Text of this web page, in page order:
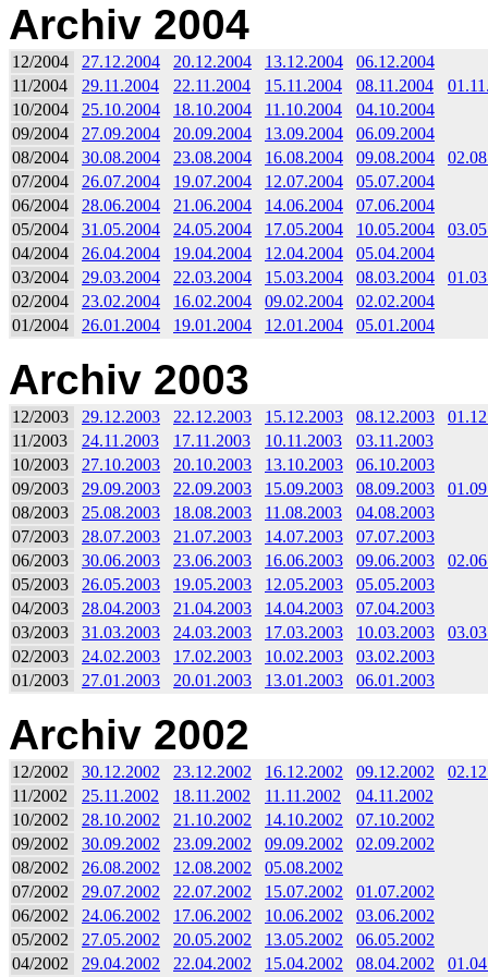
Archiv 2004
12/2004 27.12.2004 20.12.2004 13.12.2004
06.12.2004
11/2004
29.11.2004 22.11.2004 15.11.2004 08.11.2004
10/2004
25.10.2004 18.10.2004 11.10.2004
04.10.2004
09/2004
27.09.2004 20.09.2004 13.09.2004
06.09.2004
08/2004
30.08.2004 23.08.2004 16.08.2004 09.08.2004
07/2004
26.07.2004 19.07.2004 12.07.2004
05.07.2004
06/2004
28.06.2004 21.06.2004 14.06.2004
07.06.2004
05/2004
31.05.2004 24.05.2004 17.05.2004 10.05.2004
04/2004
26.04.2004 19.04.2004 12.04.2004
05.04.2004
03/2004
29.03.2004 22.03.2004 15.03.2004 08.03.2004
02/2004
23.02.2004 16.02.2004 09.02.2004
02.02.2004
01/2004
26.01.2004 19.01.2004 12.01.2004 05.01.2004
Archiv 2003
12/2003 29.12.2003 22.12.2003 15.12.2003 08.12.2003
11/2003
24.11.2003 17.11.2003 10.11.2003
03.11.2003
10/2003
27.10.2003 20.10.2003 13.10.2003
06.10.2003
09/2003
29.09.2003 22.09.2003 15.09.2003 08.09.2003
08/2003
25.08.2003 18.08.2003 11.08.2003
04.08.2003
07/2003
28.07.2003 21.07.2003 14.07.2003
07.07.2003
06/2003
30.06.2003 23.06.2003 16.06.2003 09.06.2003
05/2003
26.05.2003 19.05.2003 12.05.2003
05.05.2003
04/2003
28.04.2003 21.04.2003 14.04.2003
07.04.2003
03/2003
31.03.2003 24.03.2003 17.03.2003 10.03.2003
02/2003
24.02.2003 17.02.2003 10.02.2003
03.02.2003
01/2003
27.01.2003 20.01.2003 13.01.2003 06.01.2003
Archiv 2002
12/2002 30.12.2002 23.12.2002 16.12.2002 09.12.2002
11/2002
25.11.2002 18.11.2002 11.11.2002
04.11.2002
10/2002
28.10.2002 21.10.2002 14.10.2002
07.10.2002
09/2002
30.09.2002 23.09.2002 09.09.2002
02.09.2002
08/2002
26.08.2002 12.08.2002
05.08.2002
07/2002
29.07.2002 22.07.2002 15.07.2002
01.07.2002
06/2002
24.06.2002 17.06.2002 10.06.2002
03.06.2002
05/2002
27.05.2002 20.05.2002 13.05.2002
06.05.2002
04/2002
29.04.2002 22.04.2002 15.04.2002 08.04.2002